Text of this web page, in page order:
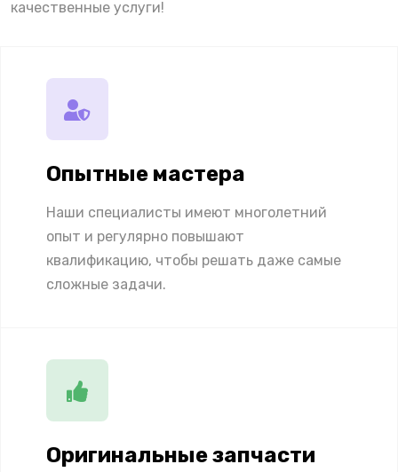
качественные услуги!
Опытные мастера
Наши специалисты имеют многолетний
опыт и регулярно повышают
квалификацию, чтобы решать даже самые
сложные задачи.
Оригинальные запчасти